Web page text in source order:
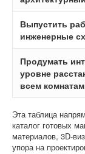
Выпустить
инженерные
Продумать
уровне
всем комнатам
Эта таблица
каталог готовых
материалов, 3D-
упора на